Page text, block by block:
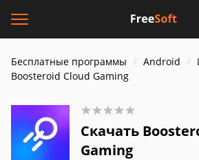
Бесплатные программы Android
Boosteroid Cloud Gaming
Скачать
Gaming